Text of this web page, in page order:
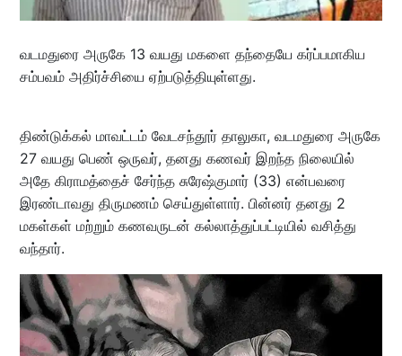
வடமதுரை அருகே 13 வயது மகளை தந்தையே கர்ப்பமாகிய
சம்பவம் அதிர்ச்சியை ஏற்படுத்தியுள்ளது.
திண்டுக்கல் மாவட்டம் வேடசந்தூர் தாலுகா, வடமதுரை அருகே
27 வயது பெண் ஒருவர், தனது கணவர் இறந்த நிலையில்
அதே கிராமத்தைச் சேர்ந்த சுரேஷ்குமார் (33) என்பவரை
இரண்டாவது திருமணம் செய்துள்ளார். பின்னர் தனது 2
மகள்கள் மற்றும் கணவருடன் கல்லாத்துப்பட்டியில் வசித்து
வந்தார்.